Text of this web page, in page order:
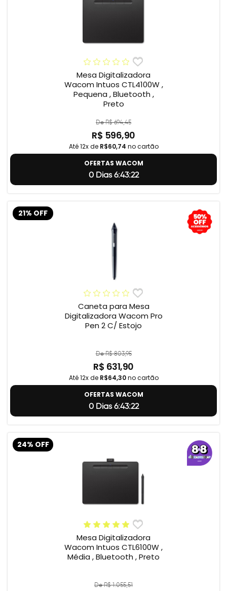
Mesa Digitalizadora
Wacom Intuos CTL4100W ,
Pequena , Bluetooth ,
Preto
De R$ 694,45
R$ 596,90
Até 12x de R$60,74 no cartão
OFERTAS WACOM
0 Dias 6:43:21
21% OFF
Caneta para Mesa
Digitalizadora Wacom Pro
Pen 2 C/ Estojo
De R$ 803,95
R$ 631,90
Até 12x de R$64,30no cartão
OFERTAS WACOM
0 Dias 6:43:21
24% OFF
Mesa Digitalizadora
Wacom Intuos CTL6100W ,
Média , Bluetooth , Preto
De R$ 1.055,51